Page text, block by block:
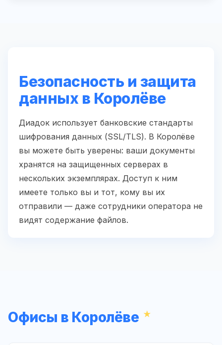
Безопасность и защита
данных в Королёве
Диадок использует банковские стандарты
шифрования данных (SSL/TLS). В Королёве
вы можете быть уверены: ваши документы
хранятся на защищенных серверах в
нескольких экземплярах. Доступ к ним
имеете только вы и тот, кому вы их
отправили — даже сотрудники оператора не
видят содержание файлов.
Офисы в Королёве